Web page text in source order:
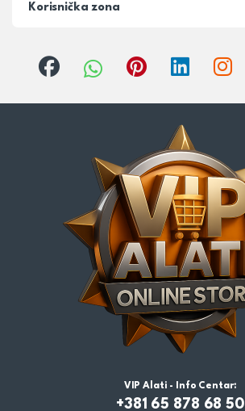
Korisnička zona
VIP Alati - Info Centar:
+381 65 878 68 50